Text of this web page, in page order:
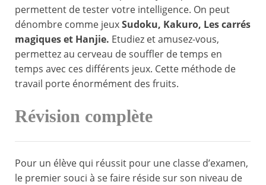
permettent de tester votre intelligence. On peut
dénombre comme jeuxSudoku, Kakuro, Les carrés
magiques et Hanjie. Etudiez et amusez-vous,
permettez au cerveau de souffler de temps en
temps avec ces différents jeux. Cette méthode de
travail porte énormément des fruits.
Révision complète
Pour un élève qui réussit pour une classe d’examen,
le premier souci à se faire réside sur son niveau de